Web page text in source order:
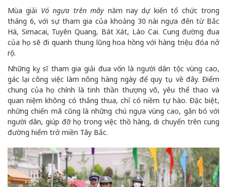
Mùa giải Vó ngựa trên mây năm nay dự kiến tổ chức trong
tháng 6, với sự tham gia của khoảng 30 nài ngựa đến từ Bắc
Hà, Simacai, Tuyên Quang, Bát Xát, Lào Cai. Cung đường đua
của họ sẽ đi quanh thung lũng hoa hồng với hàng triệu đóa nở
rộ.
Những kỵ sĩ tham gia giải đua vốn là người dân tộc vùng cao,
gác lại công việc làm nông hàng ngày để quy tụ về đây. Điểm
chung của họ chính là tinh thần thượng võ, yêu thể thao và
quan niệm không có thắng thua, chỉ có niềm tự hào. Đặc biệt,
những chiến mã cũng là những chú ngựa vùng cao, gắn bó với
người dân, giúp đỡ họ trong việc thồ hàng, di chuyển trên cung
đường hiểm trở miền Tây Bắc.